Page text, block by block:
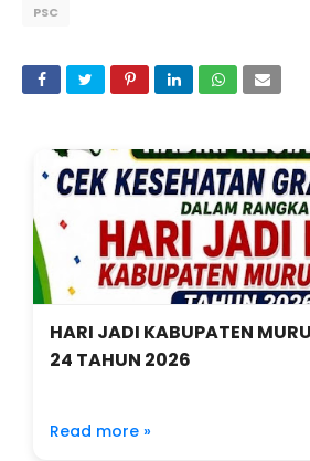
PSC
HARI JADI KABUPATEN
24 TAHUN 2026
Read more »